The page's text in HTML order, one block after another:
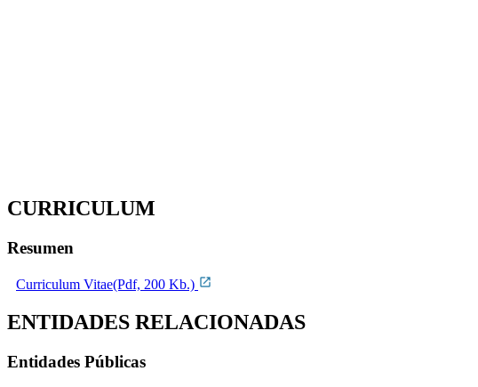
CURRICULUM
Resumen
Curriculum Vitae(Pdf, 200 Kb.)
ENTIDADES RELACIONADAS
Entidades Públicas